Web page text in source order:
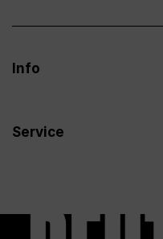
Info
Service